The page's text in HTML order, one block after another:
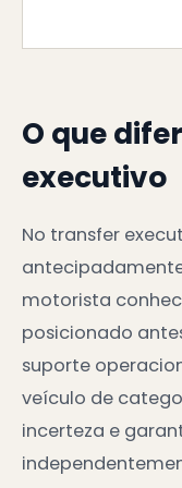
O que
executivo
No transfer
motorista
posicionado
suporte
veículo de
incerteza e